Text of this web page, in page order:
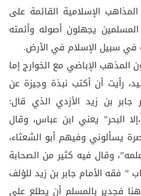
الإسلامية القائمة على
يجهلون أصوله وأئمته
في سبيل الإسلام في الأرض.
المذهب الإباضي مع الخوارج إما
رأيت أن أكتب نبذة وجيزة عن
جابر بن زيد الأزدي الذي قال:
البحر” يعني ابن عباس، وقال
يسألوني وفيهم أبو الشعثاء،
وقال فيه كثير من الصحابة
” فقه الأمام جابر بن زيد للؤلف
فجدير بالمسلم أن يطلع على